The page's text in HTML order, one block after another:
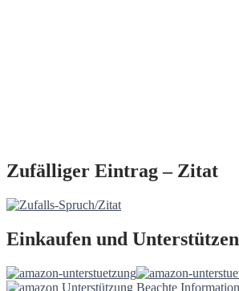
Zufälliger Eintrag – Zitat
Einkaufen und Unterstützen